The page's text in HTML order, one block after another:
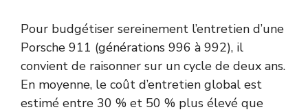
Pour budgétiser sereinement l’entretien d’une
Porsche 911 (générations 996 à 992), il
convient de raisonner sur un cycle de deux ans.
En moyenne, le coût d’entretien global est
estimé entre 30 % et 50 % plus élevé que